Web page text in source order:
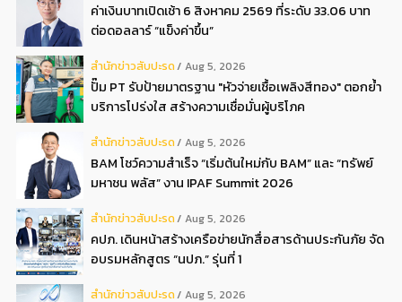
ค่าเงินบาทเปิดเช้า 6 สิงหาคม 2569 ที่ระดับ 33.06 บาท
ต่อดอลลาร์ “แข็งค่าขึ้น”
สํานักข่าวสับปะรด Aug 5, 2026
ปั๊ม PT รับป้ายมาตรฐาน "หัวจ่ายเชื้อเพลิงสีทอง" ตอกย้ำ
บริการโปร่งใส สร้างความเชื่อมั่นผู้บริโภค
สํานักข่าวสับปะรด Aug 5, 2026
BAM โชว์ความสำเร็จ “เริ่มต้นใหม่กับ BAM” และ “ทรัพย์
มหาชน พลัส” งาน IPAF Summit 2026
สํานักข่าวสับปะรด Aug 5, 2026
คปภ. เดินหน้าสร้างเครือข่ายนักสื่อสารด้านประกันภัย จัด
อบรมหลักสูตร “นปภ.” รุ่นที่ 1
สํานักข่าวสับปะรด Aug 5, 2026